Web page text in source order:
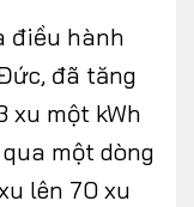
điều hành
đã tăng
xu một kWh
một dòng
lên 70 xu